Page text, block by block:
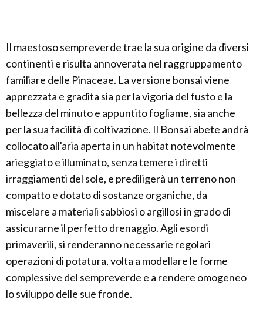
Il maestoso sempreverde trae la sua origine da diversi
continenti e risulta annoverata nel raggruppamento
familiare delle Pinaceae. La versione bonsai viene
apprezzata e gradita sia per la vigoria del fusto e la
bellezza del minuto e appuntito fogliame, sia anche
per la sua facilità di coltivazione. Il Bonsai abete andrà
collocato all'aria aperta in un habitat notevolmente
arieggiato e illuminato, senza temere i diretti
irraggiamenti del sole, e prediligerà un terreno non
compatto e dotato di sostanze organiche, da
miscelare a materiali sabbiosi o argillosi in grado di
assicurarne il perfetto drenaggio. Agli esordi
primaverili, si renderanno necessarie regolari
operazioni di potatura, volta a modellare le forme
complessive del sempreverde e a rendere omogeneo
lo sviluppo delle sue fronde.